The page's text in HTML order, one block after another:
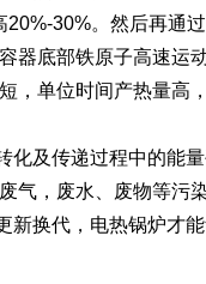
30%。然后再通
器底部铁原子高速运
单位时间产热量高
及传递过程中的能
，废水、废物等污
换代，电热锅炉才